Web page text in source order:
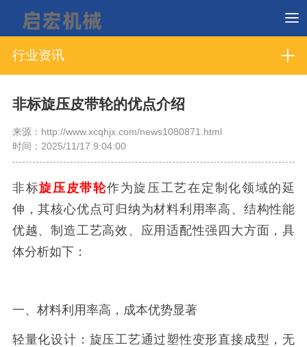
行业资讯
非标旋压皮带轮的优点介绍
来源：http://www.xcqhjx.com/news1080871.html
时间：2025/11/17 9:04:00
非标旋压皮带轮作为旋压工艺在定制化领域的延
伸，其核心优点可归纳为材料利用率高、结构性能
优越、制造工艺高效、应用适配性强四大方面，具
体分析如下：
一、材料利用率高，成本优势显著
轻量化设计：旋压工艺通过塑性变形直接成型，无